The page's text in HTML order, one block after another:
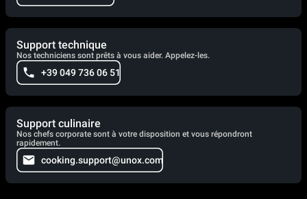
Support technique
Nos techniciens sont prêts à vous aider. Appelez-les.
+39 049 736 06 51
Support culinaire
Nos chefs corporate sont à votre disposition et vous répondront
rapidement.
cooking.support@unox.com